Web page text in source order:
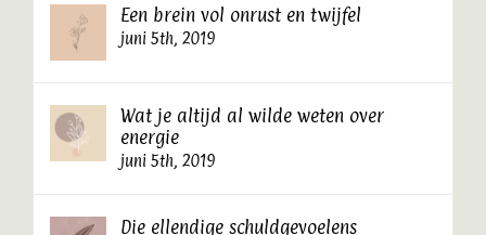
Een brein vol onrust en twijfel
juni 5th, 2019
Wat je altijd al wilde weten over
energie
juni 5th, 2019
Die ellendige schuldgevoelens